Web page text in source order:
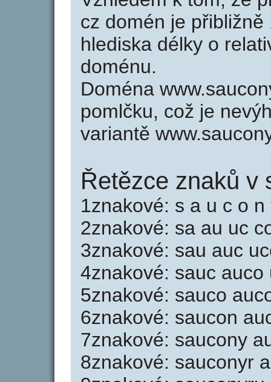
cz domén je
hlediska délky o
doménu.
Doména
pomlčku, což je
variantě
Řetězce znaků v
1znakové: s a u c o n
2znakové: sa au uc
3znakové: sau auc
4znakové: sauc
5znakové: sauco
6znakové: saucon
7znakové: saucony
8znakové: sauconyr